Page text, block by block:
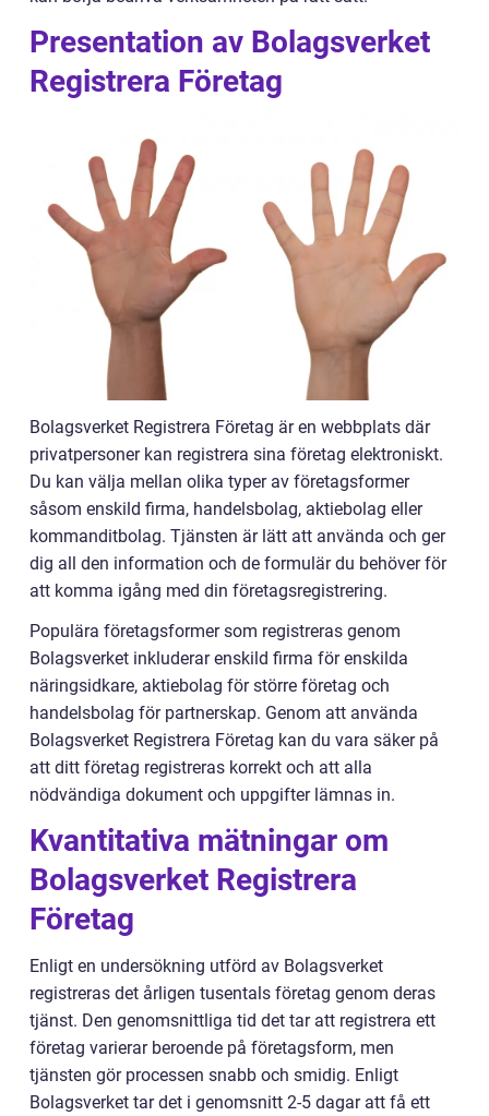
Presentation av Bolagsverket
Registrera Företag
Bolagsverket Registrera Företag är en webbplats där
privatpersoner kan registrera sina företag elektroniskt.
Du kan välja mellan olika typer av företagsformer
såsom enskild firma, handelsbolag, aktiebolag eller
kommanditbolag. Tjänsten är lätt att använda och ger
dig all den information och de formulär du behöver för
att komma igång med din företagsregistrering.
Populära företagsformer som registreras genom
Bolagsverket inkluderar enskild firma för enskilda
näringsidkare, aktiebolag för större företag och
handelsbolag för partnerskap. Genom att använda
Bolagsverket Registrera Företag kan du vara säker på
att ditt företag registreras korrekt och att alla
nödvändiga dokument och uppgifter lämnas in.
Kvantitativa mätningar om
Bolagsverket Registrera
Företag
Enligt en undersökning utförd av Bolagsverket
registreras det årligen tusentals företag genom deras
tjänst. Den genomsnittliga tid det tar att registrera ett
företag varierar beroende på företagsform, men
tjänsten gör processen snabb och smidig. Enligt
Bolagsverket tar det i genomsnitt 2-5 dagar att få ett